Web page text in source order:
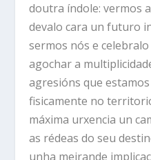
doutra índole: vermos
devalo cara un futuro
sermos nós e
agochar a
agresións que
fisicamente no
máxima urxencia un
as rédeas do seu
unha meirande